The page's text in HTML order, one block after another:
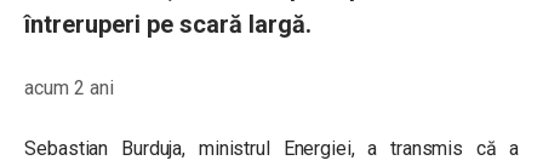
întreruperi pe scară largă.
acum 2 ani
Sebastian Burduja, ministrul Energiei, a transmis că a